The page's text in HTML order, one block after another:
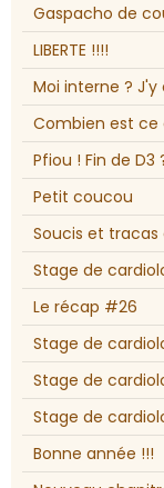
Gaspacho de
LIBERTE !!!!
Moi interne ? J'y
Combien est ce
Pfiou ! Fin de D3
Petit coucou
Soucis et
Stage de
Le récap #26
Stage de
Stage de
Stage de
Bonne année !!!